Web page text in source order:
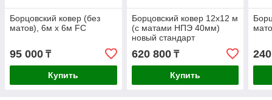
Борцовский ковер (без
матов), 6м х 6м FC
95 000 ₸
Купить
Борцовский ковер 12х12 м
(с матами НПЭ 40мм)
новый стандарт
620 800₸
Купить